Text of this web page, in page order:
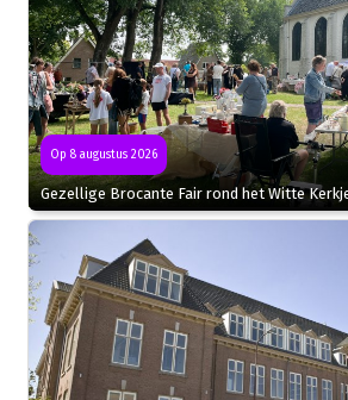
Op 8 augustus 2026
Gezellige Brocante Fair rond het Witte